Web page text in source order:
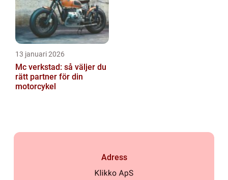
13 januari 2026
Mc verkstad: så väljer du
rätt partner för din
motorcykel
Adress